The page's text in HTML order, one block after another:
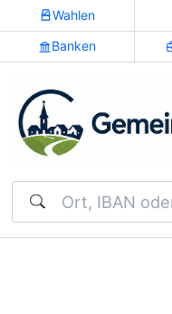
Wahlen
Banken
Suchen